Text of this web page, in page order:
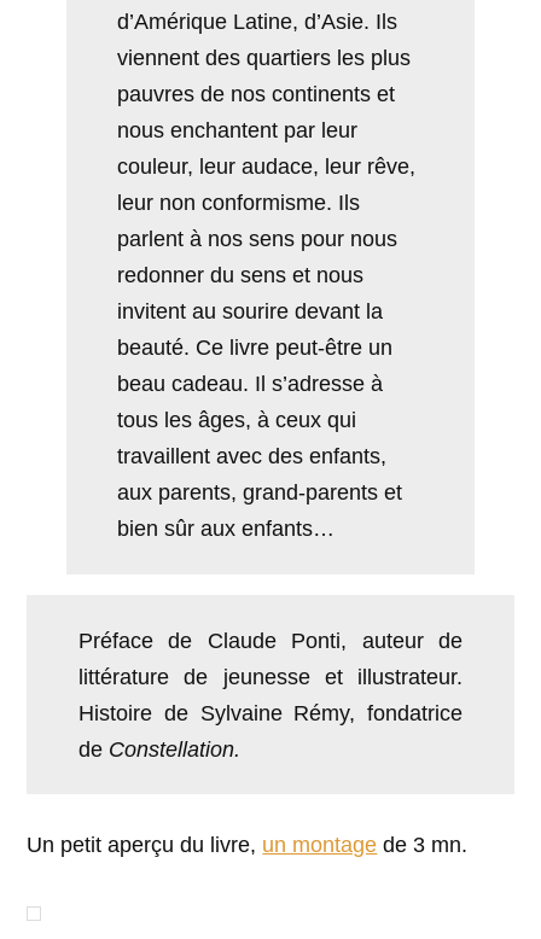
d’Amérique Latine, d’Asie. Ils
viennent des quartiers les plus
pauvres de nos continents et
nous enchantent par leur
couleur, leur audace, leur rêve,
leur non conformisme. Ils
parlent à nos sens pour nous
redonner du sens et nous
invitent au sourire devant la
beauté. Ce livre peut-être un
beau cadeau. Il s’adresse à
tous les âges, à ceux qui
travaillent avec des enfants,
aux parents, grand-parents et
bien sûr aux enfants…
Préface de Claude Ponti, auteur de
littérature de jeunesse et illustrateur.
Histoire de Sylvaine Rémy, fondatrice
deConstellation.
Un petit aperçu du livre, un montage de 3 mn.